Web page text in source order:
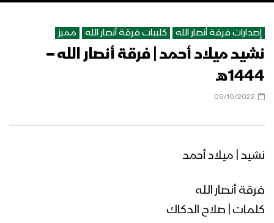
إصدارات فرقة أنصار الله كليبات فرقة أنصار الله مميز
نشيد ميلاد أحمد | فرقة أنصار الله –
1444هـ
09/10/2022
نشيد | ميلاد أحمد
فرقة أنصار الله
كلمات | صلاح الدكاك